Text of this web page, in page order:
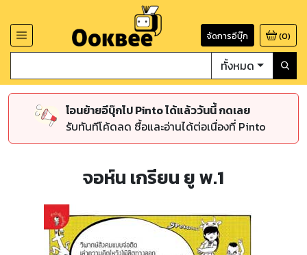
จัดการอีบุ๊ก (0)
ทั้งหมด
โอนย้ายอีบุ๊กไป Pinto ได้แล้ววันนี้ กดเลย
รับทันทีโค้ดลด ซื้อและอ่านได้ต่อเนื่องที่ Pinto
จอห์น เกรียน ยู พ.1